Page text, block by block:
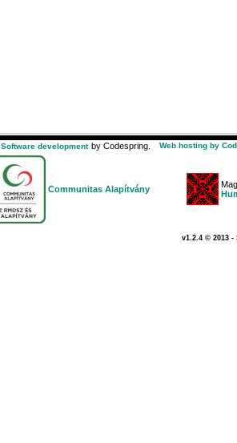
Software development by Codespring. Web hosting by
Communitas Alapítvány
v1.2.4 © 2013